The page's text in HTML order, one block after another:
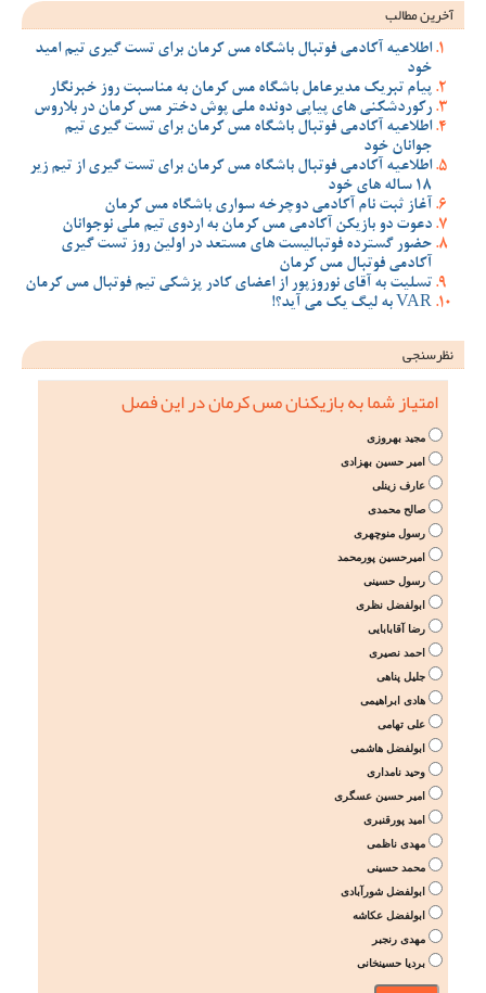
آخرین مطالب
اطلاعیه آکادمی فوتبال باشگاه مس کرمان برای تست گیری تیم امید
خود
پیام تبریک مدیرعامل باشگاه مس کرمان به مناسبت روز خبرنگار
رکوردشکنی های پیاپی دونده ملی پوش دختر مس کرمان در بلاروس
اطلاعیه آکادمی فوتبال باشگاه مس کرمان برای تست گیری تیم
جوانان خود
اطلاعیه آکادمی فوتبال باشگاه مس کرمان برای تست گیری از تیم زیر
18 ساله های خود
آغاز ثبت نام آکادمی دوچرخه سواری باشگاه مس کرمان
دعوت دو بازیکن آکادمی مس کرمان به اردوی تیم ملی نوجوانان
حضور گسترده فوتبالیست های مستعد در اولین روز تست گیری
آکادمی فوتبال مس کرمان
تسلیت به آقای نوروزپور از اعضای کادر پزشکی تیم فوتبال مس کرمان
VAR به لیگ یک می آید؟!
نظرسنجی
امتیاز شما به بازیکنان مس کرمان در این فصل
مجید بهروزی
امیر حسین بهزادی
عارف زینلی
صالح محمدی
رسول منوچهری
امیرحسین پورمحمد
رسول حسینی
ابولفضل نظری
رضا آقابابایی
احمد نصیری
جلیل پناهی
هادی ابراهیمی
علی تهامی
ابولفضل هاشمی
وحید نامداری
امیر حسین عسگری
امید پورقنبری
مهدی ناظمی
محمد حسینی
ابولفضل شورآبادی
ابولفضل عکاشه
مهدی رنجبر
بردیا حسینخانی